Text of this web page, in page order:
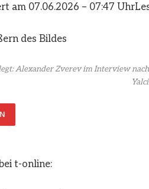
am 07.06.2026 – 07:47 Uhr
Alexander Zverev im Interview
t-online: